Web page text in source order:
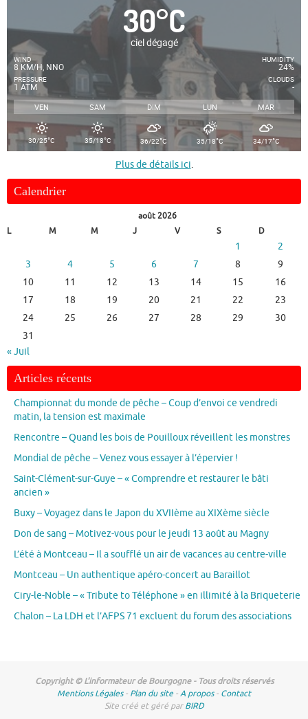
30°C
ciel dégagé
WIND
8 KM/H, NNO
PRESSURE
1 ATM
HUMIDITY
24%
CLOUDS
-
VEN SAM DIM LUN MAR
30/25°C 35/18°C 36/22°C 35/18°C 34/17°C
Plus de détails ici.
Calendrier
août 2026
L
M M J V S D
1
2
3
4 5 6 7 8
9
10
11 12 13 14 15
16
17
18 19 20 21 22
23
24
25 26 27 28 29
30
31
« Juil
Articles récents
Championnat du monde de pêche – Coup d’envoi ce vendredi
matin, la tension est maximale
Rencontre – Quand les bois de Pouilloux réveillent les monstres
Mondial de pêche – Venez vous essayer à l’épervier !
Saint-Clément-sur-Guye – « Comprendre et restaurer le bâti
ancien »
Buxy – Voyagez dans le Japon du XVIIème au XIXème siècle
Don de sang – Motivez-vous pour le jeudi 13 août au Magny
L’été à Montceau – Il a soufflé un air de vacances au centre-ville
Montceau – Un authentique apéro-concert au Baraillot
Ciry-le-Noble – « Tribute to Téléphone » en illimité à la Briqueterie
Chalon – La LDH et l’AFPS 71 excluent du forum des associations
Copyright © L'informateur de Bourgogne - Tous droits réservés
Mentions Légales- Plan du site -A propos- Contact
Site créé et géré parBIRD